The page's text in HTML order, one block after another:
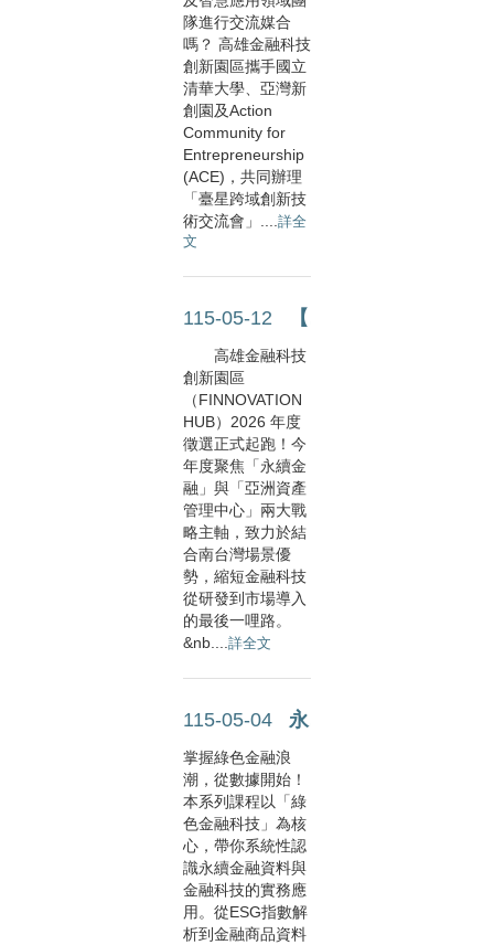
隊進行交流媒合
嗎？ 高雄金融科技
創新園區攜手國立
清華大學、亞灣新
創園及Action
Community for
Entrepreneurship
(ACE)，共同辦理
「臺星跨域創新技
術交流會」.... 詳全
文
115-05-12
高雄金融科技
創新園區
（FINNOVATION
HUB）2026 年度
徵選正式起跑！今
年度聚焦「永續金
融」與「亞洲資產
管理中心」兩大戰
略主軸，致力於結
合南台灣場景優
勢，縮短金融科技
從研發到市場導入
的最後一哩路。
&nb.... 詳全文
115-05-04
掌握綠色金融浪
潮，從數據開始！
本系列課程以「綠
色金融科技」為核
心，帶你系統性認
識永續金融資料與
金融科技的實務應
用。從ESG指數解
析到金融商品資料